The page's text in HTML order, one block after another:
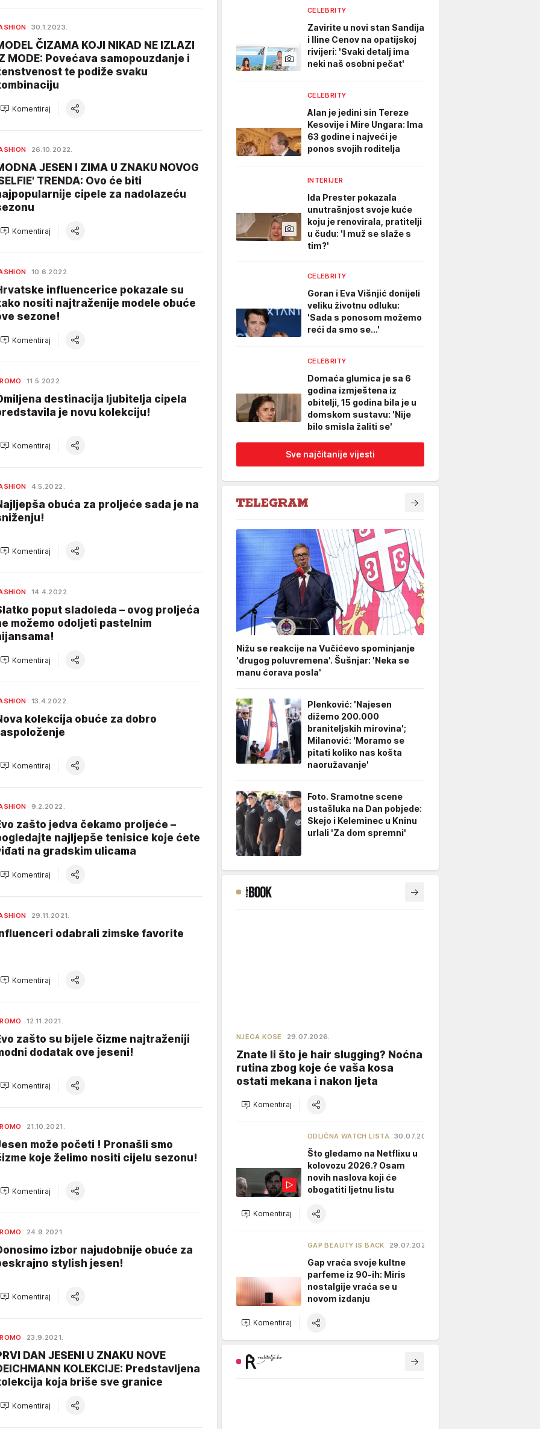
30.1.2023.
ČIZAMA KOJI NIKAD NE IZLAZI
MODE: Povećava samopouzdanje i
te podiže svaku
Komentiraj
26.10.2022.
JESEN I ZIMA U ZNAKU NOVOG
TRENDA: Ovo će biti
cipele za nadolazeću
Komentiraj
10.6.2022.
influencerice pokazale su
nositi najtraženije modele obuće
sezone!
Komentiraj
11.5.2022.
destinacija ljubitelja cipela
je novu kolekciju!
Komentiraj
4.5.2022.
obuća za proljeće sada je na
Komentiraj
14.4.2022.
poput sladoleda – ovog proljeća
možemo odoljeti pastelnim
Komentiraj
13.4.2022.
kolekcija obuće za dobro
Komentiraj
9.2.2022.
zašto jedva čekamo proljeće –
najljepše tenisice koje ćete
na gradskim ulicama
Komentiraj
29.11.2021.
odabrali zimske favorite
Komentiraj
12.11.2021.
zašto su bijele čizme najtraženiji
dodatak ove jeseni!
Komentiraj
21.10.2021.
može početi ! Pronašli smo
koje želimo nositi cijelu sezonu!
Komentiraj
24.9.2021.
izbor najudobnije obuće za
stylish jesen!
Komentiraj
23.9.2021.
DAN JESENI U ZNAKU NOVE
KOLEKCIJE: Predstavljena
koja briše sve granice
Komentiraj
CELEBRITY
Zavirite u novi stan Sandija
i Iline Cenov na opatijskoj
rivijeri: 'Svaki detalj ima
neki naš osobni pečat'
CELEBRITY
Alan je jedini sin Tereze
Kesovije i Mire Ungara: Ima
63 godine i najveći je
ponos svojih roditelja
INTERIJER
Ida Prester pokazala
unutrašnjost svoje kuće
koju je renovirala, pratitelji
u čudu: 'I muž se slaže s
tim?'
CELEBRITY
Goran i Eva Višnjić donijeli
veliku životnu odluku:
'Sada s ponosom možemo
reći da smo se...'
CELEBRITY
Domaća glumica je sa 6
godina izmještena iz
obitelji, 15 godina bila je u
domskom sustavu: 'Nije
bilo smisla žaliti se'
Sve najčitanije vijesti
Nižu se reakcije na Vučićevo spominjanje
'drugog poluvremena'. Šušnjar: 'Neka se
manu ćorava posla'
Plenković: 'Najesen
dižemo 200.000
braniteljskih mirovina';
Milanović: 'Moramo se
pitati koliko nas košta
naoružavanje'
Foto. Sramotne scene
ustašluka na Dan pobjede:
Skejo i Keleminec u Kninu
urlali 'Za dom spremni'
NJEGA KOSE 29.07.2026.
Znate li što je hair slugging? Noćna
rutina zbog koje će vaša kosa
ostati mekana i nakon ljeta
Komentiraj
ODLIČNA WATCH LISTA 30.07.2026.
Što gledamo na Netflixu u
kolovozu 2026.? Osam
novih naslova koji će
obogatiti ljetnu listu
Komentiraj
GAP BEAUTY IS BACK 29.07.2026.
Gap vraća svoje kultne
parfeme iz 90-ih: Miris
nostalgije vraća se u
novom izdanju
Komentiraj